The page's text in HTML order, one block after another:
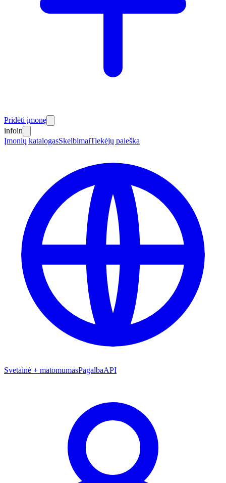
Pridėti įmonę
infoin
Įmonių katalogasSkelbimaiTiekėjų paieška
Svetainė + matomumasPagalbaAPI